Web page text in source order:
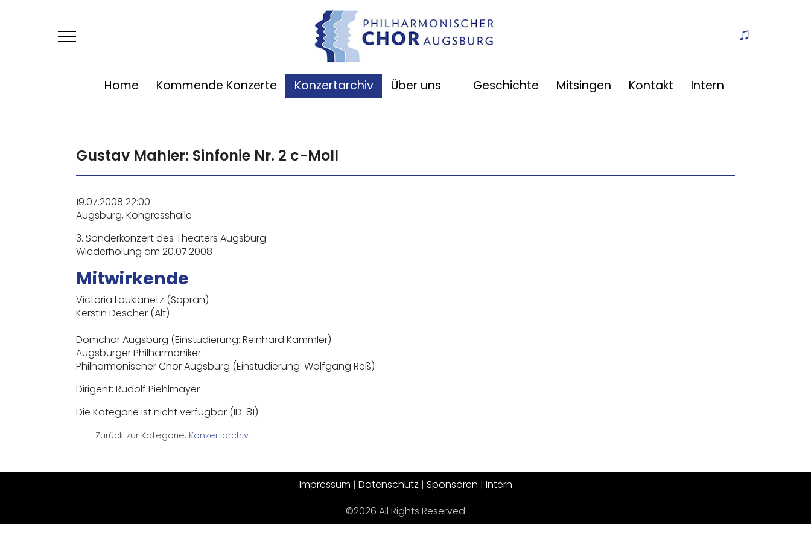
Mobile Menu Toggle
Off-Canvas
Home Kommende Konzerte Konzertarchiv Über uns Geschichte Mitsingen Kontakt Intern
Gustav Mahler: Sinfonie Nr. 2 c-Moll
19.07.2008 22:00
Augsburg, Kongresshalle
3. Sonderkonzert des Theaters Augsburg
Wiederholung am 20.07.2008
Mitwirkende
Victoria Loukianetz (Sopran)
Kerstin Descher (Alt)
Domchor Augsburg (Einstudierung: Reinhard Kammler)
Augsburger Philharmoniker
Philharmonischer Chor Augsburg (Einstudierung: Wolfgang Reß)
Dirigent: Rudolf Piehlmayer
Die Kategorie ist nicht verfügbar (ID: 81)
Zurück zur Kategorie: Konzertarchiv
Impressum | Datenschutz | Sponsoren | Intern
©2026 All Rights Reserved